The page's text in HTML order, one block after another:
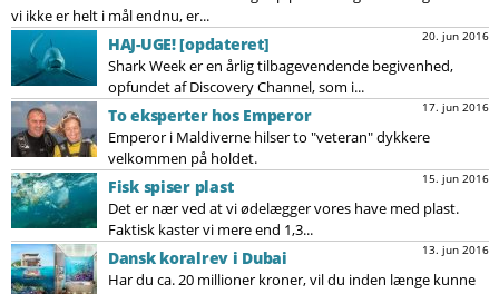
vi ikke er helt i mål endnu, er...
20. jun 2016
HAJ-UGE! [opdateret]
Shark Week er en årlig tilbagevendende begivenhed,
opfundet af Discovery Channel, som i...
17. jun 2016
To eksperter hos Emperor
Emperor i Maldiverne hilser to "veteran" dykkere
velkommen på holdet.
15. jun 2016
Fisk spiser plast
Det er nær ved at vi ødelægger vores have med plast.
Faktisk kaster vi mere end 1,3...
13. jun 2016
Dansk koralrev i Dubai
Har du ca. 20 millioner kroner, vil du inden længe kunne